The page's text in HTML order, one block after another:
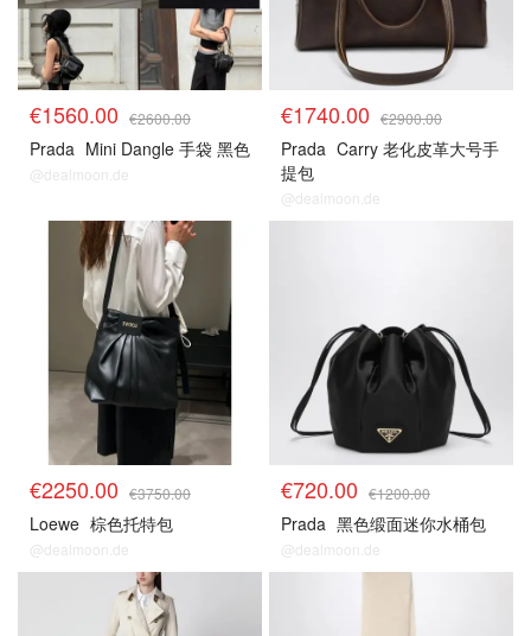
€1560.00 €2600.00
Prada Mini Dangle 手袋 黑色
@dealmoon.de
€1740.00 €2900.00
Prada Carry 老化皮革大号手
提包
@dealmoon.de
€2250.00 €3750.00
Loewe 棕色托特包
@dealmoon.de
€720.00 €1200.00
Prada 黑色缎面迷你水桶包
@dealmoon.de